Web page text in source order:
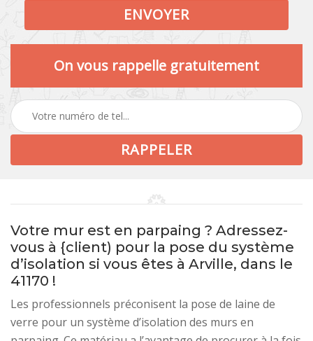
On vous rappelle gratuitement
Votre mur est en parpaing ? Adressez-
vous à {client) pour la pose du système
d’isolation si vous êtes à Arville, dans le
41170 !
Les professionnels préconisent la pose de laine de
verre pour un système d’isolation des murs en